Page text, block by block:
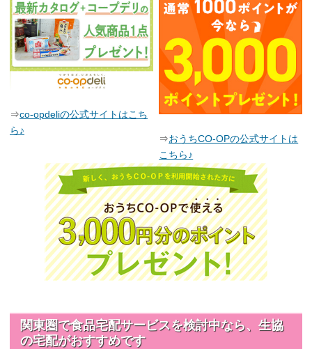
⇒co-opdeliの公式サイトはこち
ら♪
⇒おうちCO-OPの公式サイトは
こちら♪
関東圏で食品宅配サービスを検討中なら、生協
の宅配がおすすめです